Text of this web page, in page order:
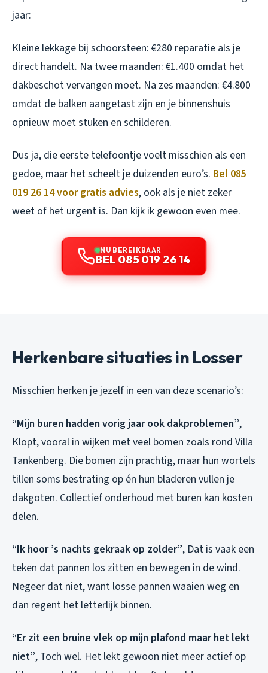
jaar:
Kleine lekkage bij schoorsteen: €280 reparatie als je
direct handelt. Na twee maanden: €1.400 omdat het
dakbeschot vervangen moet. Na zes maanden: €4.800
omdat de balken aangetast zijn en je binnenshuis
opnieuw moet stuken en schilderen.
Dus ja, die eerste telefoontje voelt misschien als een
gedoe, maar het scheelt je duizenden euro’s. Bel 085
019 26 14 voor gratis advies, ook als je niet zeker
weet of het urgent is. Dan kijk ik gewoon even mee.
NU BEREIKBAAR
BEL 085 019 26 14
Herkenbare situaties in Losser
Misschien herken je jezelf in een van deze scenario’s:
“Mijn buren hadden vorig jaar ook dakproblemen”,
Klopt, vooral in wijken met veel bomen zoals rond Villa
Tankenberg. Die bomen zijn prachtig, maar hun wortels
tillen soms bestrating op én hun bladeren vullen je
dakgoten. Collectief onderhoud met buren kan kosten
delen.
“Ik hoor ’s nachts gekraak op zolder”, Dat is vaak een
teken dat pannen los zitten en bewegen in de wind.
Negeer dat niet, want losse pannen waaien weg en
dan regent het letterlijk binnen.
“Er zit een bruine vlek op mijn plafond maar het lekt
niet”, Toch wel. Het lekt gewoon niet meer actief op